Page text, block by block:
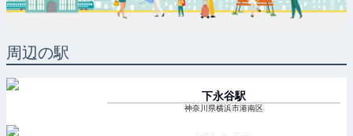
周辺の駅
下永谷駅
神奈川県横浜市港南区